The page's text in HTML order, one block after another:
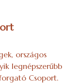
országos
legnépszerűbb
Csoport.